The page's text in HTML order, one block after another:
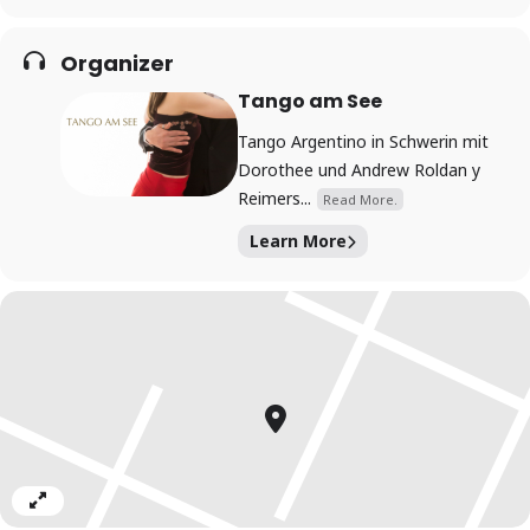
Verlauf der Stunde komplexer ausgestaltet wird für die
fortgeschrittenen Tänzer.innen.
Die Teilnahme ist auch einzeln möglich.
Einzelne Teilnehmer.innen finden sich zusammen oder
zu lernen. Und noch dazu ist es einfach schön zum Tanzen
Organizer
Tango am See
Tango Argentino in Schwerin mit
Dorothee und Andrew Roldan y
Reimers...
Read More.
Learn More